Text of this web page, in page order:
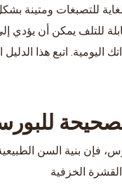
للتلف يمكن أن يؤدي
اليومية. اتبع هذا
بنية السن الطبيعية
الخزفية